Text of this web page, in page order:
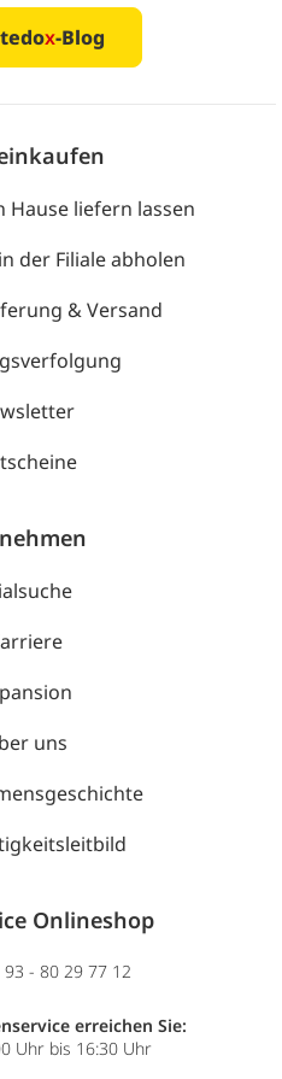
x-Blog
Hause liefern lassen
der Filiale abholen
& Versand
uns
Onlineshop
93 - 80 29 77 12
erreichen Sie:
Uhr bis 16:30 Uhr